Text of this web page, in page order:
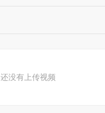
还没有上传视频